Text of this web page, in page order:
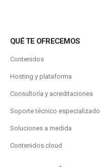
QUÉ TE OFRECEMOS
Contenidos
Hosting y plataforma
Consultoría y acreditaciones
Soporte técnico especializado
Soluciones a medida
Contenidos.cloud